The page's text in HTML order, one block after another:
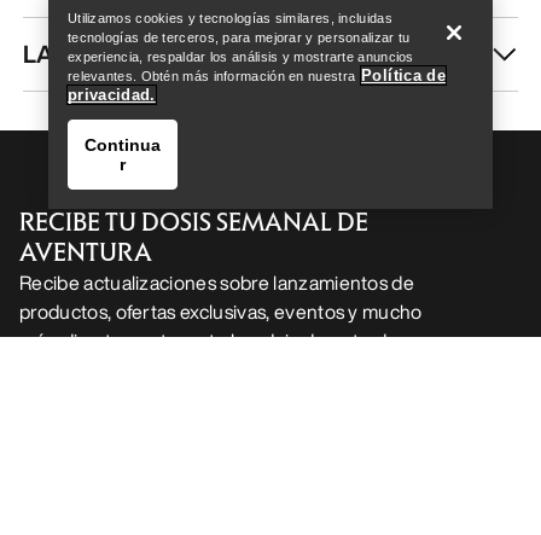
Help
LAVA Y REPARA
RECIBE TU DOSIS SEMANAL DE
AVENTURA
Recibe actualizaciones sobre lanzamientos de
productos, ofertas exclusivas, eventos y mucho
más, directamente en tu bandeja de entrada.
Utilizamos cookies y tecnologías similares, incluidas
tecnologías de terceros, para mejorar y personalizar tu
experiencia, respaldar los análisis y mostrarte anuncios
relevantes. Obtén más información en nuestra Política de
privacidad.
Continua
r